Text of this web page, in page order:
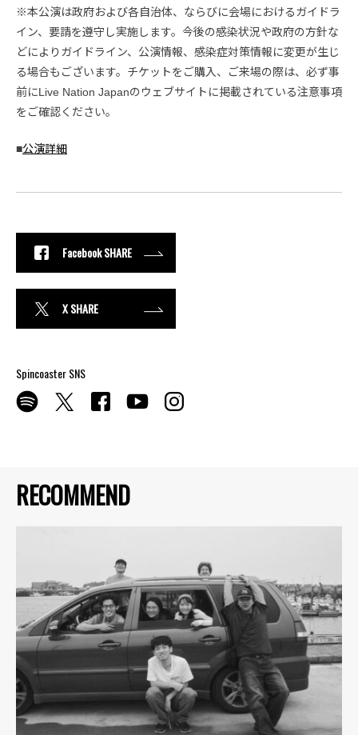
RECOMMEND
※本公演は政府および各自治体、ならびに会場におけるガイドラ
イン、要請を遵守し実施します。今後の感染状況や政府の方針な
どによりガイドライン、公演情報、感染症対策情報に変更が生じ
る場合もございます。チケットをご購入、ご来場の際は、必ず事
前にLive Nation Japanのウェブサイトに掲載されている注意事項
をご確認ください。
■公演詳細
Facebook SHARE
X SHARE
Spincoaster SNS